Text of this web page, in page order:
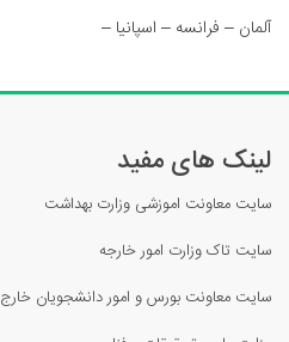
آلمان – فرانسه – اسپانیا –
لینک های مفید
سایت معاونت اموزشی وزارت بهداشت
سایت تاک وزارت امور خارجه
سایت معاونت بورس و امور دانشجویان خارج